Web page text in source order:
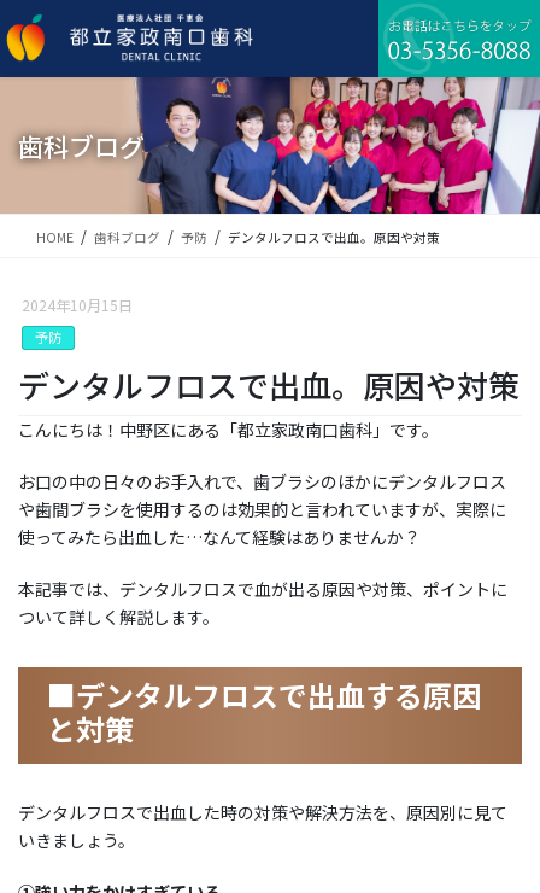
ン
テ
ビ
ゲ
移
歯科ブログ
HOME 歯科ブログ 予防 デンタルフロスで出血。原因や対策
2024年10月15日
予防
デンタルフロスで出血。原因や対策
こんにちは！中野区にある「都立家政南口歯科」です。
お口の中の日々のお手入れで、歯ブラシのほかにデンタルフロス
や歯間ブラシを使用するのは効果的と言われていますが、実際に
使ってみたら出血した…なんて経験はありませんか？
本記事では、デンタルフロスで血が出る原因や対策、ポイントに
ついて詳しく解説します。
■デンタルフロスで出血する原因
と対策
デンタルフロスで出血した時の対策や解決方法を、原因別に見て
いきましょう。